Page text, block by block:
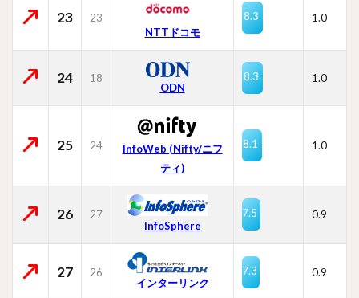
23
23
NTTドコモ
8.3 1.0
24 18
ODN
8.3 1.0
25 24
InfoWeb (Nifty/ニフ
ティ)
8.1 1.0
26
27
InfoSphere
7.5 0.9
27
26
インターリンク
7.3 0.9